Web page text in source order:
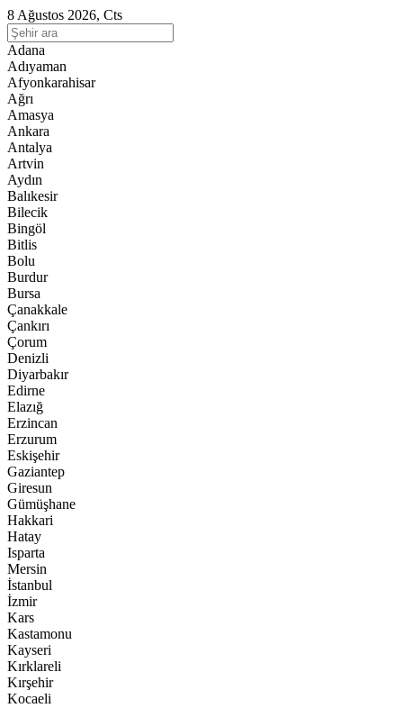
8 Ağustos 2026, Cts
Adana
Adıyaman
Afyonkarahisar
Ağrı
Amasya
Ankara
Antalya
Artvin
Aydın
Balıkesir
Bilecik
Bingöl
Bitlis
Bolu
Burdur
Bursa
Çanakkale
Çankırı
Çorum
Denizli
Diyarbakır
Edirne
Elazığ
Erzincan
Erzurum
Eskişehir
Gaziantep
Giresun
Gümüşhane
Hakkari
Hatay
Isparta
Mersin
İstanbul
İzmir
Kars
Kastamonu
Kayseri
Kırklareli
Kırşehir
Kocaeli